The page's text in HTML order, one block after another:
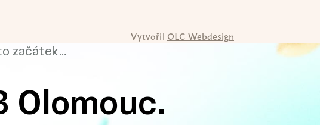
Vytvořil OLC Webdesign